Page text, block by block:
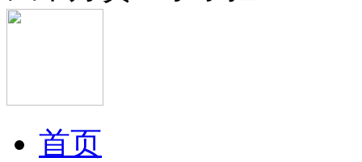
首页